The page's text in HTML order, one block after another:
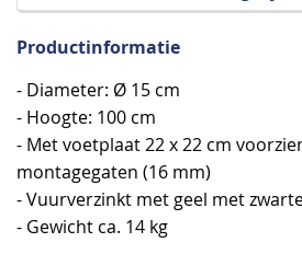
Productinformatie
- Diameter: Ø 15 cm
- Hoogte: 100 cm
- Met voetplaat 22 x 22 cm
montagegaten (16 mm)
- Vuurverzinkt met geel met
- Gewicht ca. 14 kg